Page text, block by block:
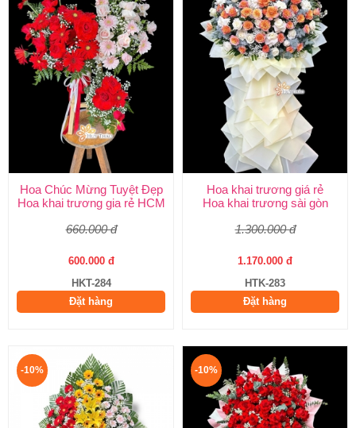
Hoa Chúc Mừng Tuyệt Đẹp
Hoa khai trương gia rẻ HCM
660.000 đ
600.000 đ
HKT-284
Đặt hàng
Hoa khai trương giá rẻ
Hoa khai trương sài gòn
1.300.000 đ
1.170.000 đ
HTK-283
Đặt hàng
-10% -10%